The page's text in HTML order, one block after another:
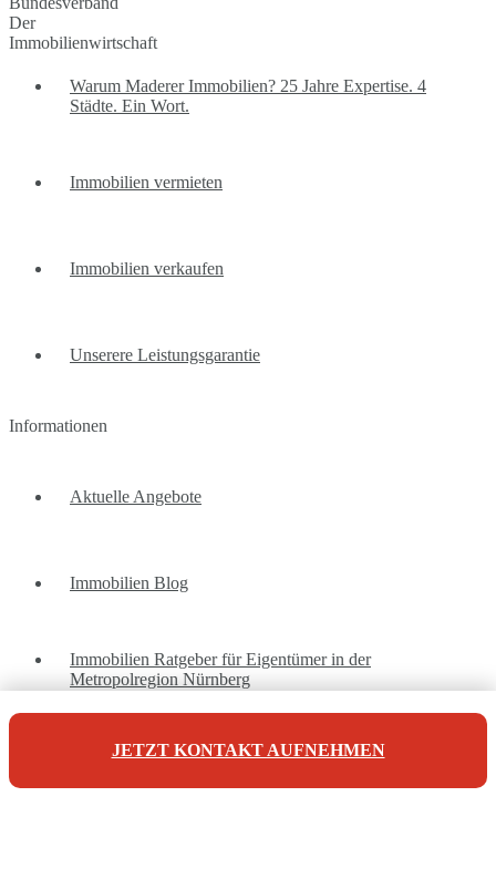
JETZT KONTAKT AUFNEHMEN
Warum Maderer Immobilien? 25 Jahre Expertise. 4
Städte. Ein Wort.
Immobilien vermieten
Immobilien verkaufen
Unserere Leistungsgarantie
Informationen
Aktuelle Angebote
Immobilien Blog
Immobilien Ratgeber für Eigentümer in der
Metropolregion Nürnberg
Unsere Referenzen